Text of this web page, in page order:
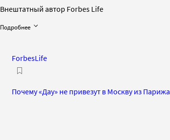
Внештатный автор Forbes Life
Подробнее
ForbesLife
Почему «Дау» не привезут в Москву из Парижа